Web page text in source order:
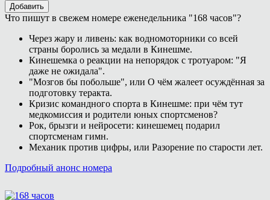
Добавить
Что пишут в свежем номере еженедельника "168 часов"?
Через жару и ливень: как водномоторники со всей
страны боролись за медали в Кинешме.
Кинешемка о реакции на непорядок с тротуаром: "Я
даже не ожидала".
"Мозгов бы побольше", или О чём жалеет осуждённая за
подготовку теракта.
Кризис командного спорта в Кинешме: при чём тут
медкомиссия и родители юных спортсменов?
Рок, брызги и нейросети: кинешемец подарил
спортсменам гимн.
Механик против цифры, или Разорение по старости лет.
Подробный анонс номера